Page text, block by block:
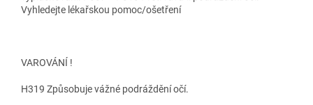
Vyhledejte lékařskou pomoc/ošetření
VAROVÁNÍ !
H319 Způsobuje vážné podráždění očí.